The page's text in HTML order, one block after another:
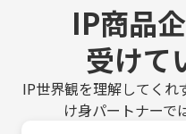
IP商品
受けて
IP世界観を理解してくれ
け身パートナーで